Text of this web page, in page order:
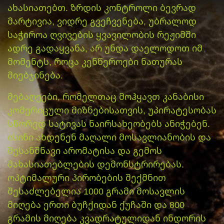
ახასიათებთ. ზრდის კონტროლი ბევრად
მარტივია, ვიდრე გვეჩვენება, უბრალოდ
საჭიროა ღვივების ყვავილობის რეჟიმში
ადრე გადაყვანა, არ უნდა დაელოდოთ იმ
მომენტს, როცა კენწეროები ნათურას
მიებჯინება.
მებაღეები, რომელთაც მოჰყავთ კანაბისი
კომერიცული მიზნებისათვის, უპირატესობას
სწორედ სატივას ნაირსახეობებს ანიჭებენ.
ისინი ახდენენ მაღალი მოსავლიანობის და
შესანშნავი არომატისა და გემოს
მახასიათებლების დემონსტრირებას.
ოპტიმალური პირობების შექმნით
შესაძლებელია 1000 გრამი მოსავლის
მიღება ერთი ბუჩქიდან ქუჩაში და 800
გრამის მიღება კვადრატულიდან ინდორის